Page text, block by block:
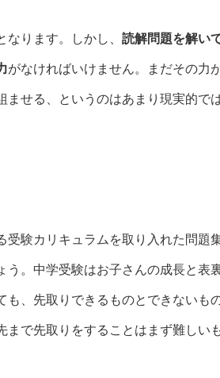
ります。しかし、 読解問題を解い
がなければいけません。まだその力
せる、というのはあまり現実的で
受験カリキュラムを取り入れた問題
。中学受験はお子さんの成長と表
、先取りできるものとできないも
で先取りをすることはまず難しい